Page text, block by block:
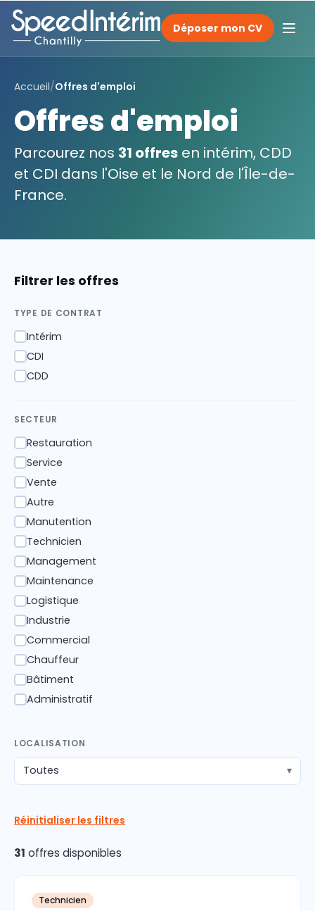
Déposer mon CV
Accueil/Offres d'emploi
Offres d'emploi
Parcourez nos 31 offres en intérim, CDD
et CDI dans l'Oise et le Nord de l'Île-de-
France.
Filtrer les offres
TYPE DE CONTRAT
Intérim
CDI
CDD
SECTEUR
Restauration
Service
Vente
Autre
Manutention
Technicien
Management
Maintenance
Logistique
Industrie
Commercial
Chauffeur
Bâtiment
Administratif
LOCALISATION
Toutes ▾
Réinitialiser les filtres
31 offres disponibles
Technicien